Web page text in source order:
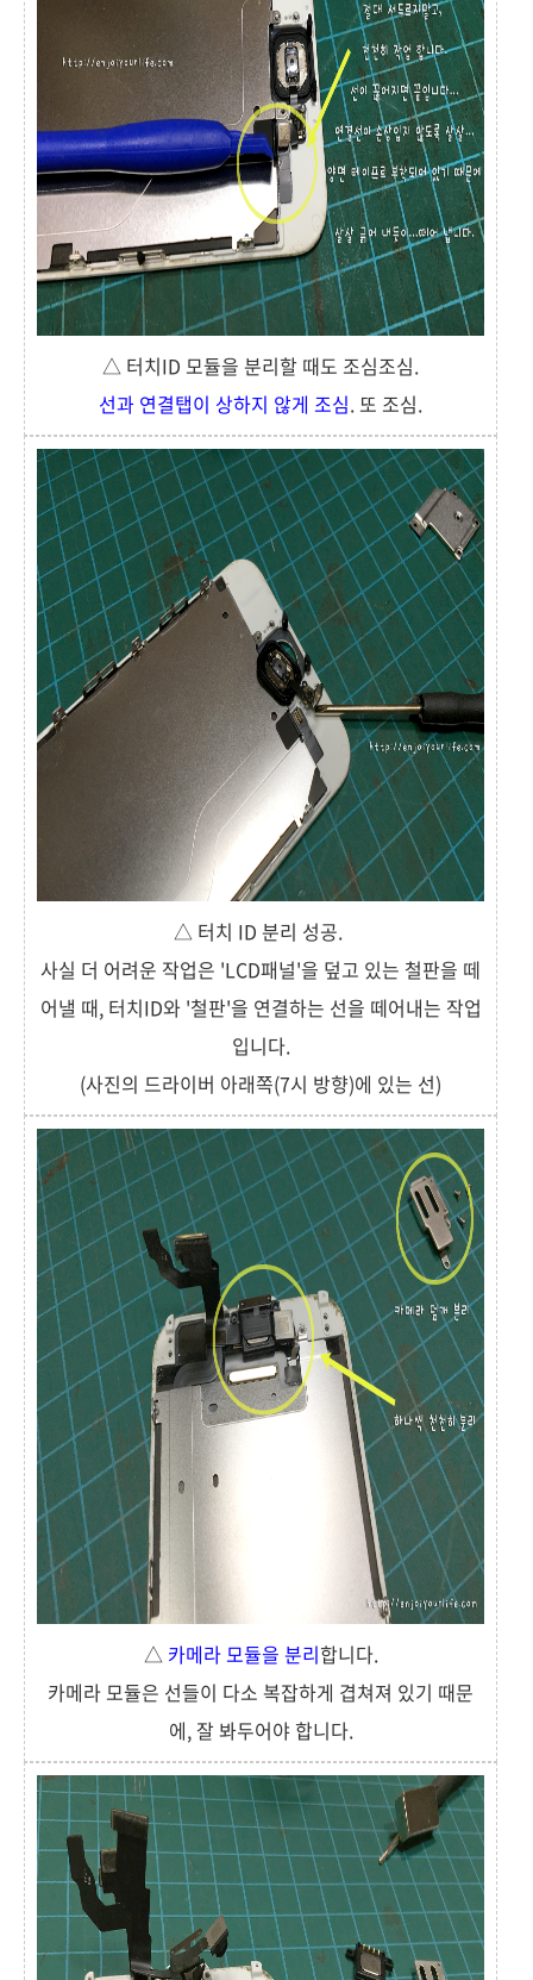
△ 터치ID 모듈을 분리할 때도 조심조심.
선과 연결탭이 상하지 않게 조심. 또 조심.
△ 터치 ID 분리 성공.
사실 더 어려운 작업은 'LCD패널'을 덮고 있는 철판을 떼
어낼 때, 터치ID와 '철판'을 연결하는 선을 떼어내는 작업
입니다.
(사진의 드라이버 아래쪽(7시 방향)에 있는 선)
△ 카메라 모듈을 분리합니다.
카메라 모듈은 선들이 다소 복잡하게 겹쳐져 있기 때문
에, 잘 봐두어야 합니다.